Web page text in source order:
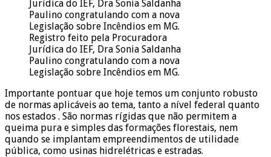
Registro feito pela Procuradora
Jurídica do IEF, Dra Sonia Saldanha
Paulino congratulando com a nova
Legislação sobre Incêndios em MG.
Importante pontuar que hoje temos um conjunto robusto
de normas aplicáveis ao tema, tanto a nível federal quanto
nos estados . São normas rígidas que não permitem a
queima pura e simples das formações florestais, nem
quando se implantam empreendimentos de utilidade
pública, como usinas hidrelétricas e estradas.